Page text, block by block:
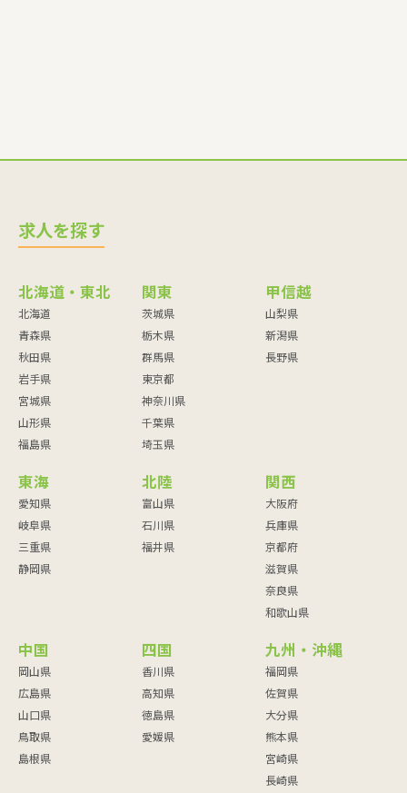
求人を探す
北海道・東北
北海道
青森県
秋田県
岩手県
宮城県
山形県
福島県
関東
茨城県
栃木県
群馬県
東京都
神奈川県
千葉県
埼玉県
甲信越
山梨県
新潟県
長野県
東海
愛知県
岐阜県
三重県
静岡県
北陸
富山県
石川県
福井県
関西
大阪府
兵庫県
京都府
滋賀県
奈良県
和歌山県
中国
岡山県
広島県
山口県
鳥取県
島根県
四国
香川県
高知県
徳島県
愛媛県
九州・沖縄
福岡県
佐賀県
大分県
熊本県
宮崎県
長崎県